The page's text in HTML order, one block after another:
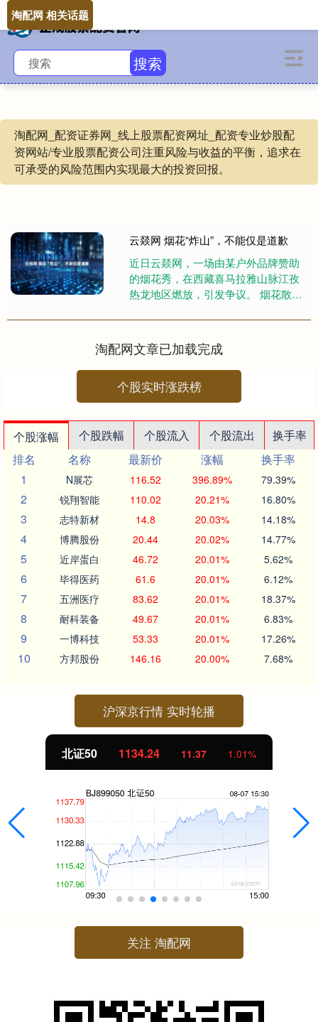
搜索
淘配网_配资证券网_线上股票配资网址_配资专业炒股配
资网站/专业股票配资公司注重风险与收益的平衡，追求在
可承受的风险范围内实现最大的投资回报。
淘配网 相关话题
云燚网 烟花“炸山”，不能仅是道歉
近日云燚网，一场由某户外品牌赞助
的烟花秀，在西藏喜马拉雅山脉江孜
热龙地区燃放，引发争议。 烟花散
料的操作，会否破坏青藏高原生态
环....
淘配网文章已加载完成
个股实时涨跌榜
个股涨幅 个股跌幅 个股流入 个股流出
换手率
排名
名称 最新价 涨幅
换手率
1
N展芯 116.52 396.89% 79.39%
2 锐翔智能 110.02 20.21% 16.80%
3 志特新材 14.8 20.03% 14.18%
4 博腾股份 20.44 20.02% 14.77%
5 近岸蛋白 46.72 20.01% 5.62%
6 毕得医药 61.6 20.01% 6.12%
7 五洲医疗 83.62 20.01% 18.37%
8 耐科装备 49.67 20.01% 6.83%
9 一博科技 53.33 20.01% 17.26%
10 方邦股份 146.16 20.00% 7.68%
沪深京行情 实时轮播
北证50 1134.24 11.37 1.01%
关注 淘配网